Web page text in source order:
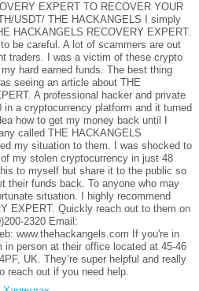
EXPERT TO RECOVER YOUR
USDT/ THE HACKANGELS I simply
HACKANGELS RECOVERY EXPERT.
be careful. A lot of scammers are out
traders. I was a victim of these crypto
hard earned funds. The best thing
seeing an article about THE
A professional hacker and private
a cryptocurrency platform and it turned
how to get my money back until I
called THE HACKANGELS
my situation to them. I was shocked to
my stolen cryptocurrency in just 48
to myself but share it to the public so
their funds back. To anyone who may
situation. I highly recommend
EXPERT. Quickly reach out to them on
2320 Email:
www.thehackangels.com If you're in
in person at their office located at 45-46
UK. They’re super helpful and really
reach out if you need help.